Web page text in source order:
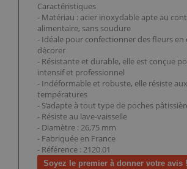
Caractéristiques
- Matériau : acier inoxydable apte au
alimentaire, sans soudure
- Idéale pour confectionner des fleurs en
décorer
- Résistante et durable, elle est conçue
intensif et professionnel
- Indéformable et robuste, elle résiste
températures
- S’adapte à tout type de poches
- Résiste au lave-vaisselle
- Diamètre : 26,75 mm
- Fabriquée en France
- Référence : 2120.01
Soyez le premier à donner votre avis !